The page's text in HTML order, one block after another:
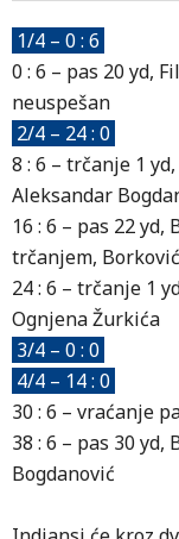
1/4 – 0 : 6
0 : 6 – pas 20 yd,
neuspešan
2/4 – 24 : 0
8 : 6 – trčanje 1
Aleksandar
16 : 6 – pas 22 yd,
trčanjem, Borković
24 : 6 – trčanje 1
Ognjena Žurkića
3/4 – 0 : 0
4/4 – 14 : 0
30 : 6 – vraćanje
38 : 6 – pas 30 yd,
Bogdanović